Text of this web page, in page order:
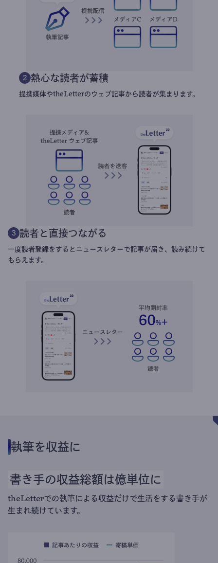
2 熱心な読者が蓄積
提携媒体やtheLetterのウェブ記事から読者が集まります。
3 読者と直接つながる
一度読者登録をするとニュースレターで記事が届き、読み続けて
もらえます。
執筆を収益に
書き手の収益総額は億単位に
theLetterでの執筆による収益だけで生活をする書き手が
生まれ続けています。